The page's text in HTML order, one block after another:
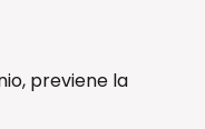
previene la